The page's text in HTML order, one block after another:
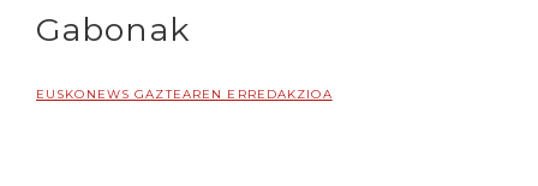
Gabonak
EUSKONEWS GAZTEAREN ERREDAKZIOA